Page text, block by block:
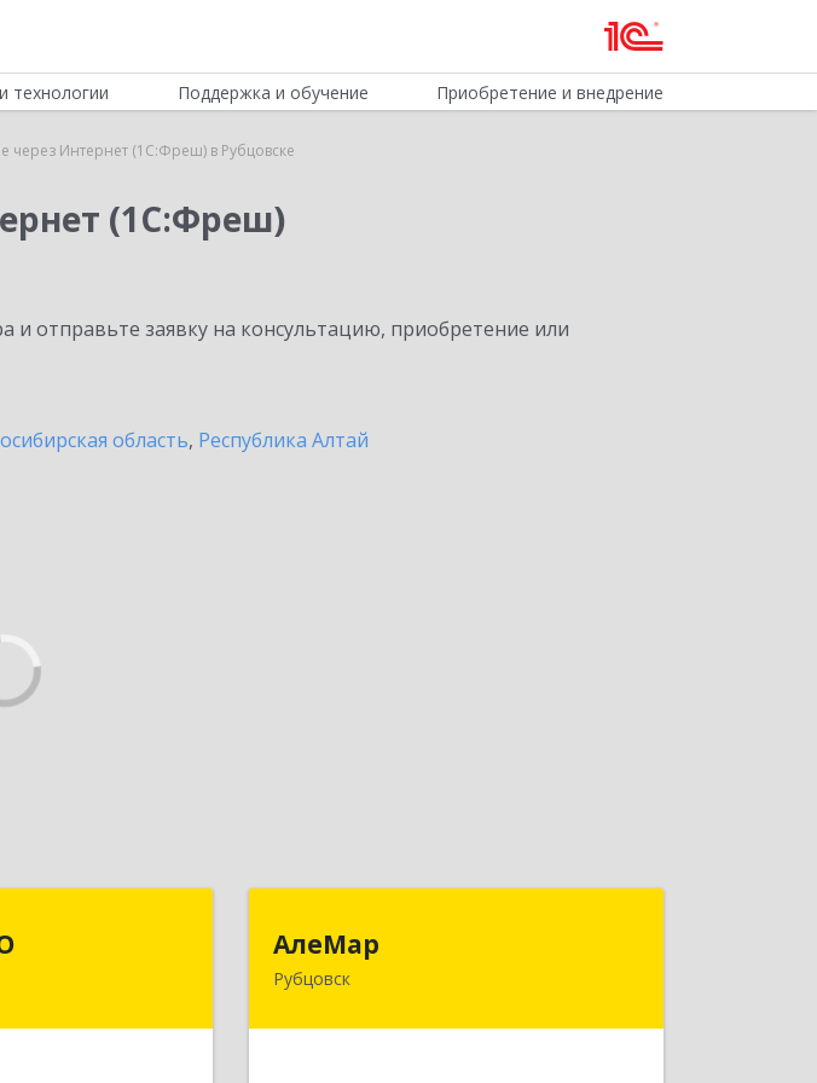
технологии Поддержка и обучение Приобретение и внедрение
через Интернет (1С:Фреш) в Рубцовске
(1С:Фреш)
отправьте заявку на консультацию, приобретение или
область, Республика Алтай
край, Рубцовск г,
АлеМар
Рубцовск
658210, Алтайский край, Рубцовск г,